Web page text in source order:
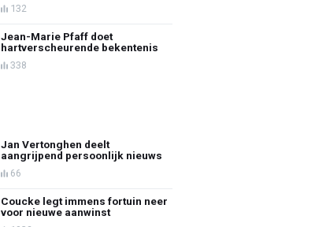
132
Jean-Marie Pfaff doet
hartverscheurende bekentenis
338
Jan Vertonghen deelt
aangrijpend persoonlijk nieuws
66
Coucke legt immens fortuin neer
voor nieuwe aanwinst